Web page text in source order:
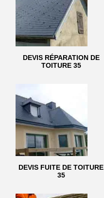
DEVIS RÉPARATION DE
TOITURE 35
DEVIS FUITE DE TOITURE
35